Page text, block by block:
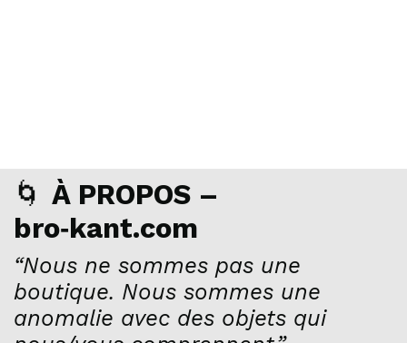
🌀 À PROPOS –
bro‑kant.com
“Nous ne sommes pas une
boutique. Nous sommes une
anomalie avec des objets qui